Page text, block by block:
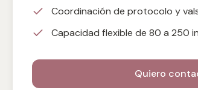
Coordinación de protocolo y
Capacidad flexible de 80 a 250
Quiero